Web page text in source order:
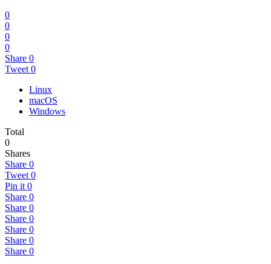
0
0
0
0
Share 0
Tweet 0
Linux
macOS
Windows
Total
0
Shares
Share 0
Tweet 0
Pin it 0
Share 0
Share 0
Share 0
Share 0
Share 0
Share 0